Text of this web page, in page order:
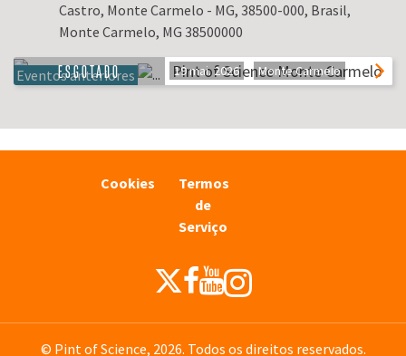
Castro, Monte Carmelo - MG, 38500-000, Brasil,
Monte Carmelo, MG 38500000
ESGOTADO
Eventos anteriores Pint of Science Monte Carmelo
19 mai. 2026 Monte Carmelo
Cookies
Termos
de
Serviço
© Pint of Science, 2026. Todos os direitos reservados.